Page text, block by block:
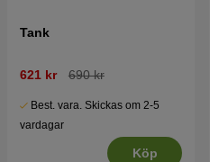
Tank
621 kr 690 kr
Best. vara. Skickas om 2-5
vardagar
Köp